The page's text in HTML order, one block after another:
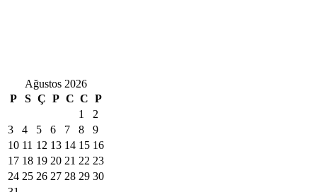
Ağustos 2026
P
S Ç P C C P
1
2
3
4 5 6 7 8
9
10 11 12 13 14 15 16
17 18 19 20 21 22 23
24 25 26 27 28 29 30